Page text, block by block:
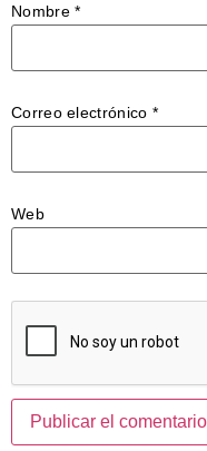
Nombre*
Correo electrónico *
Web